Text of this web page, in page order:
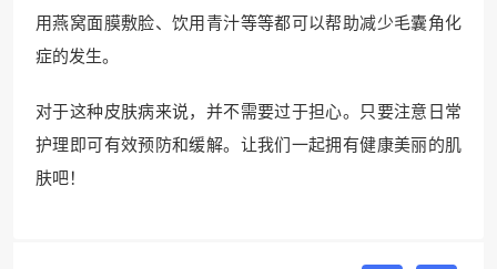
用燕窝面膜敷脸、饮用青汁等等都可以帮助减少毛囊角化
症的发生。
对于这种皮肤病来说，并不需要过于担心。只要注意日常
护理即可有效预防和缓解。让我们一起拥有健康美丽的肌
肤吧！